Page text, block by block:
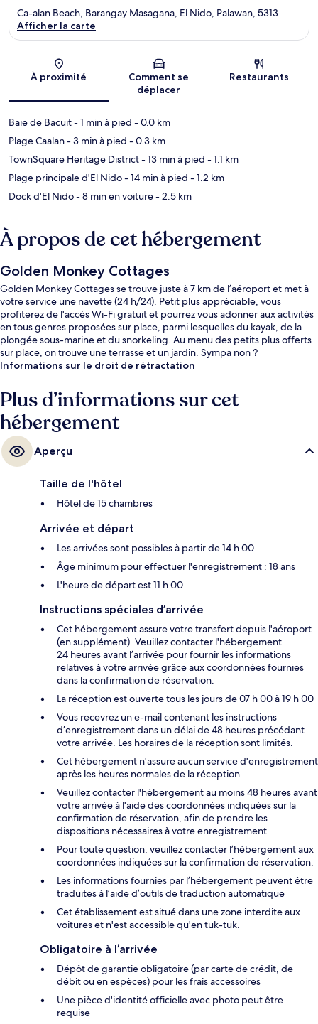
Carte
Ca-alan Beach, Barangay Masagana, El Nido, Palawan, 5313
Afficher la carte
À proximité
Comment se
déplacer
Restaurants
Baie de Bacuit- 1 min à pied - 0.0 km
Plage Caalan- 3 min à pied - 0.3 km
TownSquare Heritage District- 13 min à pied - 1.1 km
Plage principale d'El Nido- 14 min à pied - 1.2 km
Dock d'El Nido- 8 min en voiture- 2.5 km
À propos de cet hébergement
Golden Monkey Cottages
Golden Monkey Cottages se trouve juste à 7 km de l’aéroport et met à
votre service une navette (24 h/24). Petit plus appréciable, vous
profiterez de l'accès Wi-Fi gratuit et pourrez vous adonner aux activités
en tous genres proposées sur place, parmi lesquelles du kayak, de la
plongée sous-marine et du snorkeling. Au menu des petits plus offerts
sur place, on trouve une terrasse et un jardin. Sympa non ?
Informations sur le droit de rétractation
Plus d’informations sur cet
hébergement
Aperçu
Taille de l'hôtel
Hôtel de 15 chambres
Arrivée et départ
Les arrivées sont possibles à partir de 14 h 00
Âge minimum pour effectuer l'enregistrement : 18 ans
L'heure de départ est 11 h 00
Instructions spéciales d’arrivée
Cet hébergement assure votre transfert depuis l'aéroport
(en supplément). Veuillez contacter l'hébergement
24 heures avant l’arrivée pour fournir les informations
relatives à votre arrivée grâce aux coordonnées fournies
dans la confirmation de réservation.
La réception est ouverte tous les jours de 07 h 00 à 19 h 00
Vous recevrez un e-mail contenant les instructions
d’enregistrement dans un délai de 48 heures précédant
votre arrivée. Les horaires de la réception sont limités.
Cet hébergement n'assure aucun service d'enregistrement
après les heures normales de la réception.
Veuillez contacter l'hébergement au moins 48 heures avant
votre arrivée à l'aide des coordonnées indiquées sur la
confirmation de réservation, afin de prendre les
dispositions nécessaires à votre enregistrement.
Pour toute question, veuillez contacter l’hébergement aux
coordonnées indiquées sur la confirmation de réservation.
Les informations fournies par l’hébergement peuvent être
traduites à l’aide d’outils de traduction automatique
Cet établissement est situé dans une zone interdite aux
voitures et n'est accessible qu'en tuk-tuk.
Obligatoire à l’arrivée
Dépôt de garantie obligatoire (par carte de crédit, de
débit ou en espèces) pour les frais accessoires
Une pièce d'identité officielle avec photo peut être
requise